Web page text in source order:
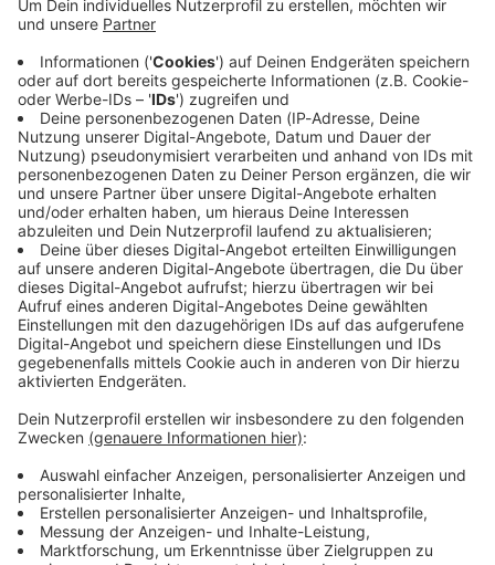
Immer auf dem Laufenden
bleiben!
Verpass' nichts mehr - mit unserem kostenlosen
ANTENNE BAYERN Newsletter. Ob Nachrichten,
Lifestyle oder unsere neuesten Aktionen - wir
informieren dich.
Zum Newsletter anmelden